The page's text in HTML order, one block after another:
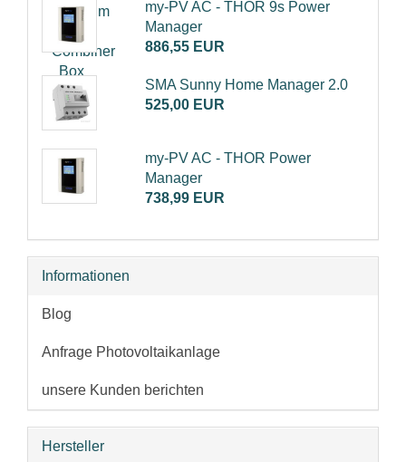
my-PV AC - THOR 9s Power
Manager
886,55 EUR
SMA Sunny Home Manager 2.0
525,00 EUR
my-PV AC - THOR Power
Manager
738,99 EUR
Informationen
Blog
Anfrage Photovoltaikanlage
unsere Kunden berichten
Hersteller